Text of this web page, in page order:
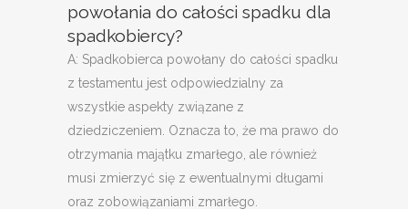
powołania do całości spadku dla
spadkobiercy?
A: Spadkobierca powołany do całości spadku
z testamentu jest odpowiedzialny za
wszystkie aspekty związane z
dziedziczeniem. Oznacza to, że ma prawo do
otrzymania majątku zmarłego, ale również
musi zmierzyć się z ewentualnymi długami
oraz zobowiązaniami zmarłego.